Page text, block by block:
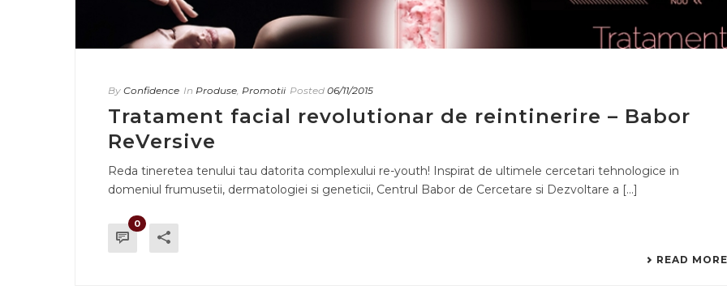
By Confidence In Produse, Promotii Posted 06/11/2015
Tratament facial revolutionar de reintinerire – Babor
ReVersive
Reda tineretea tenului tau datorita complexului re-youth! Inspirat de ultimele cercetari tehnologice in
domeniul frumusetii, dermatologiei si geneticii, Centrul Babor de Cercetare si Dezvoltare a [...]
0
READ MORE